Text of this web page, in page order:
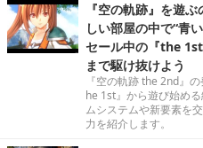
『空の軌跡』を遊
しい部屋の中で“青
セール中の『the
まで駆け抜けよう
『空の軌跡 the 2nd』
he 1st』から遊び始め
ムシステムや新要素を
力を紹介します。